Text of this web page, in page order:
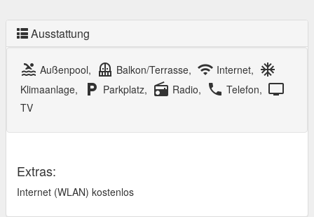
Ausstattung
pool Außenpool, balcony Balkon/Terrasse, wifi Internet, ac_unit
Klimaanlage, local_parking Parkplatz, radio Radio, local_phone Telefon, tv
TV
Extras:
Internet (WLAN) kostenlos